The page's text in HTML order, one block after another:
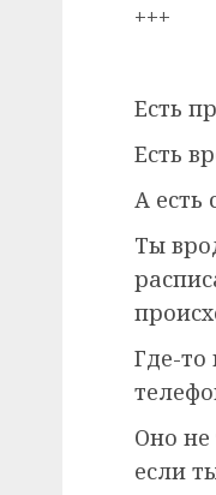
+++
Есть
Есть
А есть
Ты
Где-то
Оно не
если